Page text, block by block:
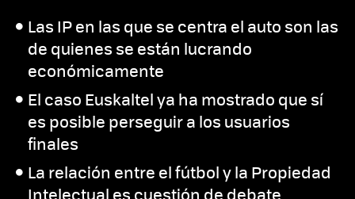
Las IP en las que se centra el auto son las
de quienes se están lucrando
económicamente
El caso Euskaltel ya ha mostrado que sí
es posible perseguir a los usuarios
finales
La relación entre el fútbol y la Propiedad
Intelectual es cuestión de debate